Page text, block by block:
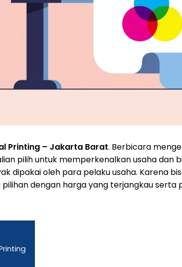
Printing – Jakarta Barat. Berbicara
pilih untuk memperkenalkan usaha dan
dipakai oleh para pelaku usaha. Karena
dengan harga yang terjangkau